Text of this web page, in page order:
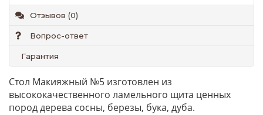
Отзывов (0)
Вопрос-ответ
Гарантия
Стол Макияжный №5 изготовлен из
высококачественного ламельного щита ценных
пород дерева сосны, березы, бука, дуба.